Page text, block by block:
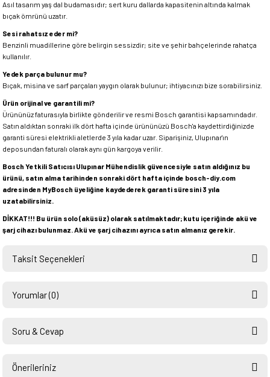
Asıl tasarım yaş dal budamasıdır; sert kuru dallarda kapasitenin altında kalmak
bıçak ömrünü uzatır.
Sesi rahatsız eder mi?
Benzinli muadillerine göre belirgin sessizdir; site ve şehir bahçelerinde rahatça
kullanılır.
Yedek parça bulunur mu?
Bıçak, misina ve sarf parçaları yaygın olarak bulunur; ihtiyacınızı bize sorabilirsiniz.
Ürün orijinal ve garantili mi?
Ürününüz faturasıyla birlikte gönderilir ve resmi Bosch garantisi kapsamındadır.
Satın aldıktan sonraki ilk dört hafta içinde ürününüzü Bosch'a kaydettirdiğinizde
garanti süresi elektrikli aletlerde 3 yıla kadar uzar. Siparişiniz, Ulupınar'ın
deposundan faturalı olarak aynı gün kargoya verilir.
Bosch Yetkili Satıcısı Ulupınar Mühendislik güvencesiyle satın aldığınız bu
ürünü, satın alma tarihinden sonraki dört hafta içinde bosch-diy.com
adresinden MyBosch üyeliğine kaydederek garanti süresini 3 yıla
uzatabilirsiniz.
DİKKAT!!! Bu ürün solo (aküsüz) olarak satılmaktadır; kutu içeriğinde akü ve
şarj cihazı bulunmaz. Akü ve şarj cihazını ayrıca satın almanız gerekir.
Taksit Seçenekleri
Yorumlar (0)
Soru & Cevap
Önerileriniz